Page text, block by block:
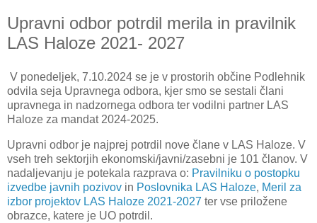
Upravni odbor potrdil merila in pravilnik
LAS Haloze 2021- 2027
V ponedeljek, 7.10.2024 se je v prostorih občine Podlehnik
odvila seja Upravnega odbora, kjer smo se sestali člani
upravnega in nadzornega odbora ter vodilni partner LAS
Haloze za mandat 2024-2025.
Upravni odbor je najprej potrdil nove člane v LAS Haloze. V
vseh treh sektorjih ekonomski/javni/zasebni je 101 članov. V
nadaljevanju je potekala razprava o: Pravilniku o postopku
izvedbe javnih pozivov in Poslovnika LAS Haloze, Meril za
izbor projektov LAS Haloze 2021-2027 ter vse priložene
obrazce, katere je UO potrdil.